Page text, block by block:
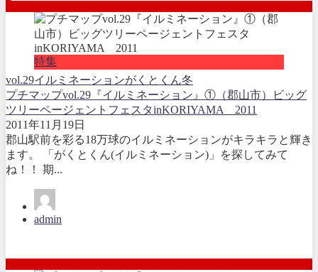
特集
vol.29イルミネーションがくとくん冬
プチマップvol.29『イルミネーション』①（郡山市）ビッグ
ツリーページェントフェスタinKORIYAMA 2011
2011年11月19日
郡山駅前を彩る18万球のイルミネーションがキラキラと輝き
ます。 「がくとくん(イルミネーション)」を探してみて
ね！！ 期...
admin